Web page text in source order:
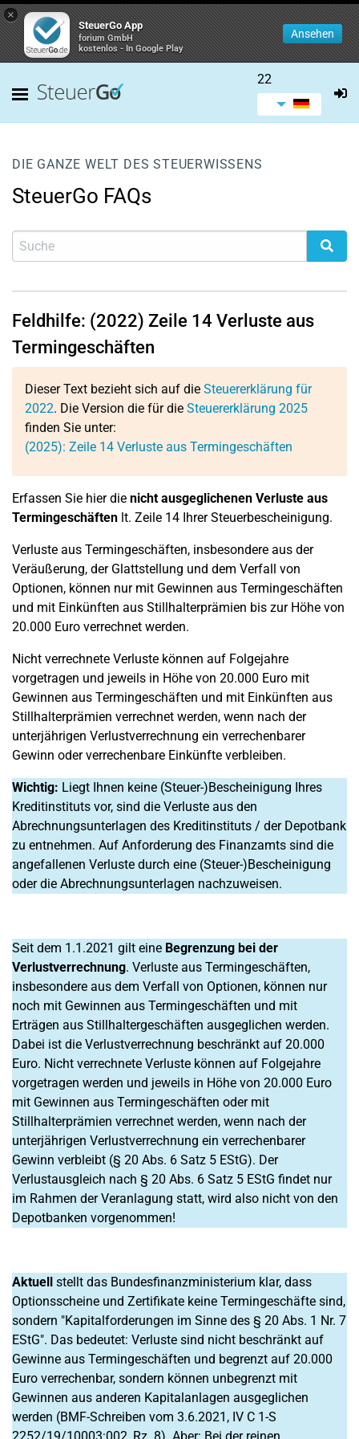
×
SteuerGo App
forium GmbH
kostenlos - In Google Play
Ansehen
22
DIE GANZE WELT DES STEUERWISSENS
SteuerGo FAQs
Feldhilfe: (2022) Zeile 14 Verluste aus
Termingeschäften
Dieser Text bezieht sich auf die Steuererklärung für
2022. Die Version die für die Steuererklärung 2025
finden Sie unter:
(2025): Zeile 14 Verluste aus Termingeschäften
Erfassen Sie hier die nicht ausgeglichenen Verluste aus
Termingeschäften lt. Zeile 14 Ihrer Steuerbescheinigung.
Verluste aus Termingeschäften, insbesondere aus der
Veräußerung, der Glattstellung und dem Verfall von
Optionen, können nur mit Gewinnen aus Termingeschäften
und mit Einkünften aus Stillhalterprämien bis zur Höhe von
20.000 Euro verrechnet werden.
Nicht verrechnete Verluste können auf Folgejahre
vorgetragen und jeweils in Höhe von 20.000 Euro mit
Gewinnen aus Termingeschäften und mit Einkünften aus
Stillhalterprämien verrechnet werden, wenn nach der
unterjährigen Verlustverrechnung ein verrechenbarer
Gewinn oder verrechenbare Einkünfte verbleiben.
Wichtig: Liegt Ihnen keine (Steuer-)Bescheinigung Ihres
Kreditinstituts vor, sind die Verluste aus den
Abrechnungsunterlagen des Kreditinstituts / der Depotbank
zu entnehmen. Auf Anforderung des Finanzamts sind die
angefallenen Verluste durch eine (Steuer-)Bescheinigung
oder die Abrechnungsunterlagen nachzuweisen.
Seit dem 1.1.2021 gilt eine Begrenzung bei der
Verlustverrechnung. Verluste aus Termingeschäften,
insbesondere aus dem Verfall von Optionen, können nur
noch mit Gewinnen aus Termingeschäften und mit
Erträgen aus Stillhaltergeschäften ausgeglichen werden.
Dabei ist die Verlustverrechnung beschränkt auf 20.000
Euro. Nicht verrechnete Verluste können auf Folgejahre
vorgetragen werden und jeweils in Höhe von 20.000 Euro
mit Gewinnen aus Termingeschäften oder mit
Stillhalterprämien verrechnet werden, wenn nach der
unterjährigen Verlustverrechnung ein verrechenbarer
Gewinn verbleibt (§ 20 Abs. 6 Satz 5 EStG). Der
Verlustausgleich nach § 20 Abs. 6 Satz 5 EStG findet nur
im Rahmen der Veranlagung statt, wird also nicht von den
Depotbanken vorgenommen!
Aktuell stellt das Bundesfinanzministerium klar, dass
Optionsscheine und Zertifikate keine Termingeschäfte sind,
sondern "Kapitalforderungen im Sinne des § 20 Abs. 1 Nr. 7
EStG". Das bedeutet: Verluste sind nicht beschränkt auf
Gewinne aus Termingeschäften und begrenzt auf 20.000
Euro verrechenbar, sondern können unbegrenzt mit
Gewinnen aus anderen Kapitalanlagen ausgeglichen
werden (BMF-Schreiben vom 3.6.2021, IV C 1-S